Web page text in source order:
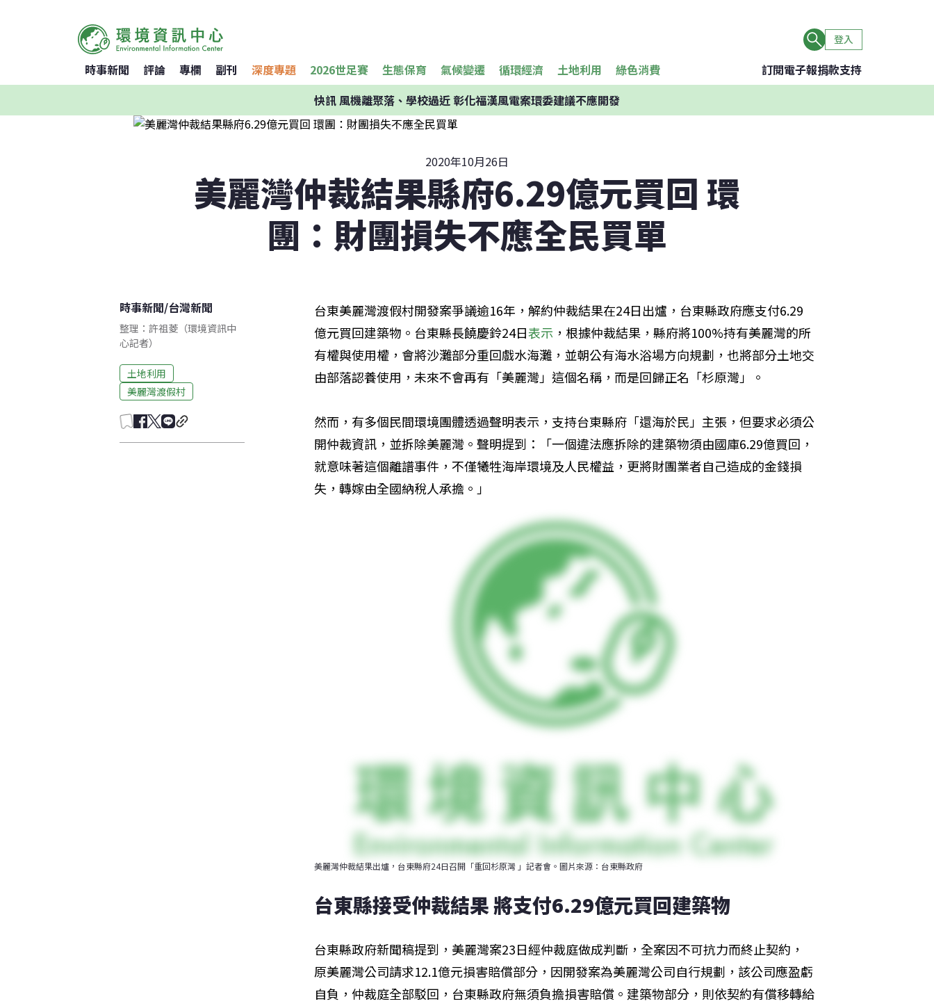
登入
時事新聞 評論 專欄 副刊 深度專題 2026世足賽 生態保育 氣候變遷 循環經濟 土地利用 綠色消費 訂閱電子報捐款支持
快訊風機離聚落、學校過近 彰化福漢風電案環委建議不應開發
2020年10月26日
美麗灣仲裁結果縣府6.29億元買回 環
團：財團損失不應全民買單
時事新聞/台灣新聞
整理：許祖菱（環境資訊中
心記者）
土地利用
美麗灣渡假村
台東美麗灣渡假村開發案爭議逾16年，解約仲裁結果在24日出爐，台東縣政府應支付6.29
億元買回建築物。台東縣長饒慶鈴24日表示 ，根據仲裁結果，縣府將100%持有美麗灣的所
有權與使用權，會將沙灘部分重回戲水海灘，並朝公有海水浴場方向規劃，也將部分土地交
由部落認養使用，未來不會再有「美麗灣」這個名稱，而是回歸正名「杉原灣」。
然而，有多個民間環境團體透過聲明表示，支持台東縣府「還海於民」主張，但要求必須公
開仲裁資訊，並拆除美麗灣。聲明提到：「一個違法應拆除的建築物須由國庫6.29億買回，
就意味著這個離譜事件，不僅犧牲海岸環境及人民權益，更將財團業者自己造成的金錢損
失，轉嫁由全國納稅人承擔。」
美麗灣仲裁結果出爐，台東縣府24日召開「重回杉原灣 」記者會。圖片來源：台東縣政府
台東縣接受仲裁結果 將支付6.29億元買回建築物
台東縣政府新聞稿提到，美麗灣案23日經仲裁庭做成判斷，全案因不可抗力而終止契約，
原美麗灣公司請求12.1億元損害賠償部分，因開發案為美麗灣公司自行規劃，該公司應盈虧
自負，仲裁庭全部駁回，台東縣政府無須負擔損害賠償。建築物部分，則依契約有償移轉給